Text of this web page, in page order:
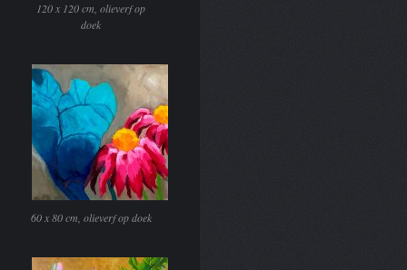
120 x 120 cm, olieverf op
doek
60 x 80 cm, olieverf op doek